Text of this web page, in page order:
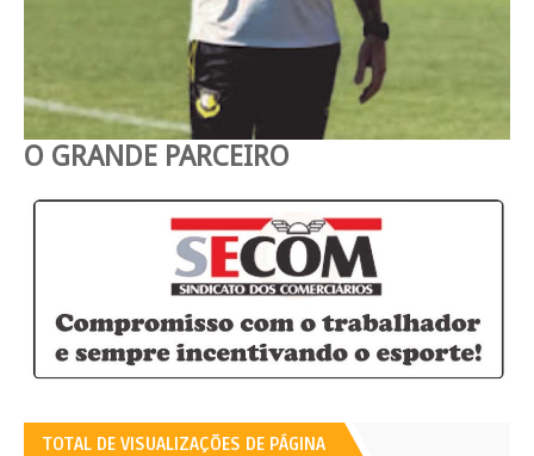
O GRANDE PARCEIRO
TOTAL DE VISUALIZAÇÕES DE PÁGINA